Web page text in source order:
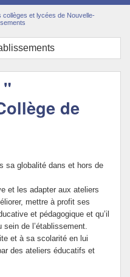
collèges et lycées de Nouvelle-
"
de
sa globalité dans et hors de
et les adapter aux ateliers
mettre à profit ses
et pédagogique et qu’il
sein de l’établissement.
et à sa scolarité en lui
des ateliers éducatifs et